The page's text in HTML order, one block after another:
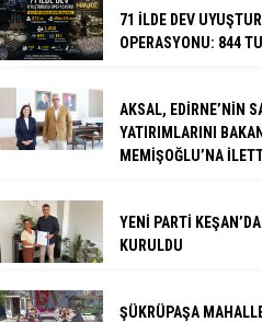
71 İLDE DEV
OPERASYONU: 844
AKSAL, EDİRNE’NİN
YATIRIMLARINI BAKAN
MEMİŞOĞLU’NA
YENİ PARTİ
KURULDU
ŞÜKRÜPAŞA